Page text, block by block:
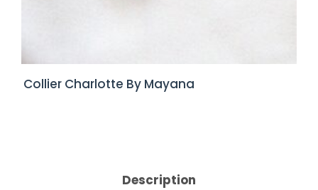
Collier Charlotte By Mayana
Description